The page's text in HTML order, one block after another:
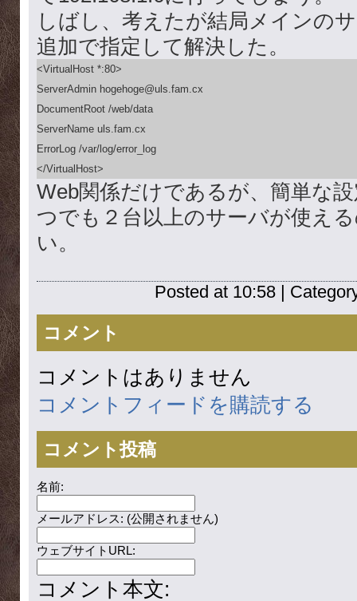
しばし、考えたが結局メインの
追加で指定して解決した。
<VirtualHost *:80>
ServerAdmin hogehoge@uls.fam.cx
DocumentRoot /web/data
ServerName uls.fam.cx
ErrorLog /var/log/error_log
</VirtualHost>
Web関係だけであるが、簡単な
つでも２台以上のサーバが使え
い。
Posted at 10:58 |
コメント
コメントはありません
コメントフィードを購読する
コメント投稿
名前:
メールアドレス: (公開されません)
ウェブサイトURL:
コメント本文: